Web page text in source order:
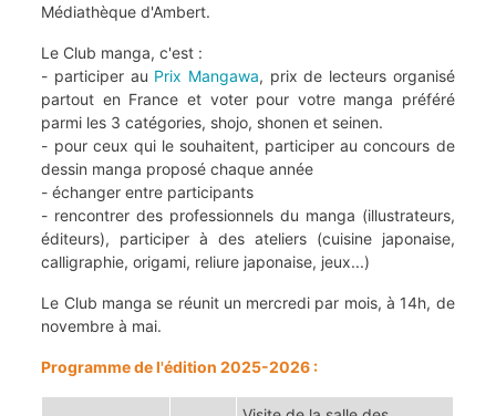
Médiathèque d'Ambert.
Le Club manga, c'est :
- participer au Prix Mangawa, prix de lecteurs organisé
partout en France et voter pour votre manga préféré
parmi les 3 catégories, shojo, shonen et seinen.
- pour ceux qui le souhaitent, participer au concours de
dessin manga proposé chaque année
- échanger entre participants
- rencontrer des professionnels du manga (illustrateurs,
éditeurs), participer à des ateliers (cuisine japonaise,
calligraphie, origami, reliure japonaise, jeux...)
Le Club manga se réunit un mercredi par mois, à 14h, de
novembre à mai.
Programme de l'édition 2025-2026 :